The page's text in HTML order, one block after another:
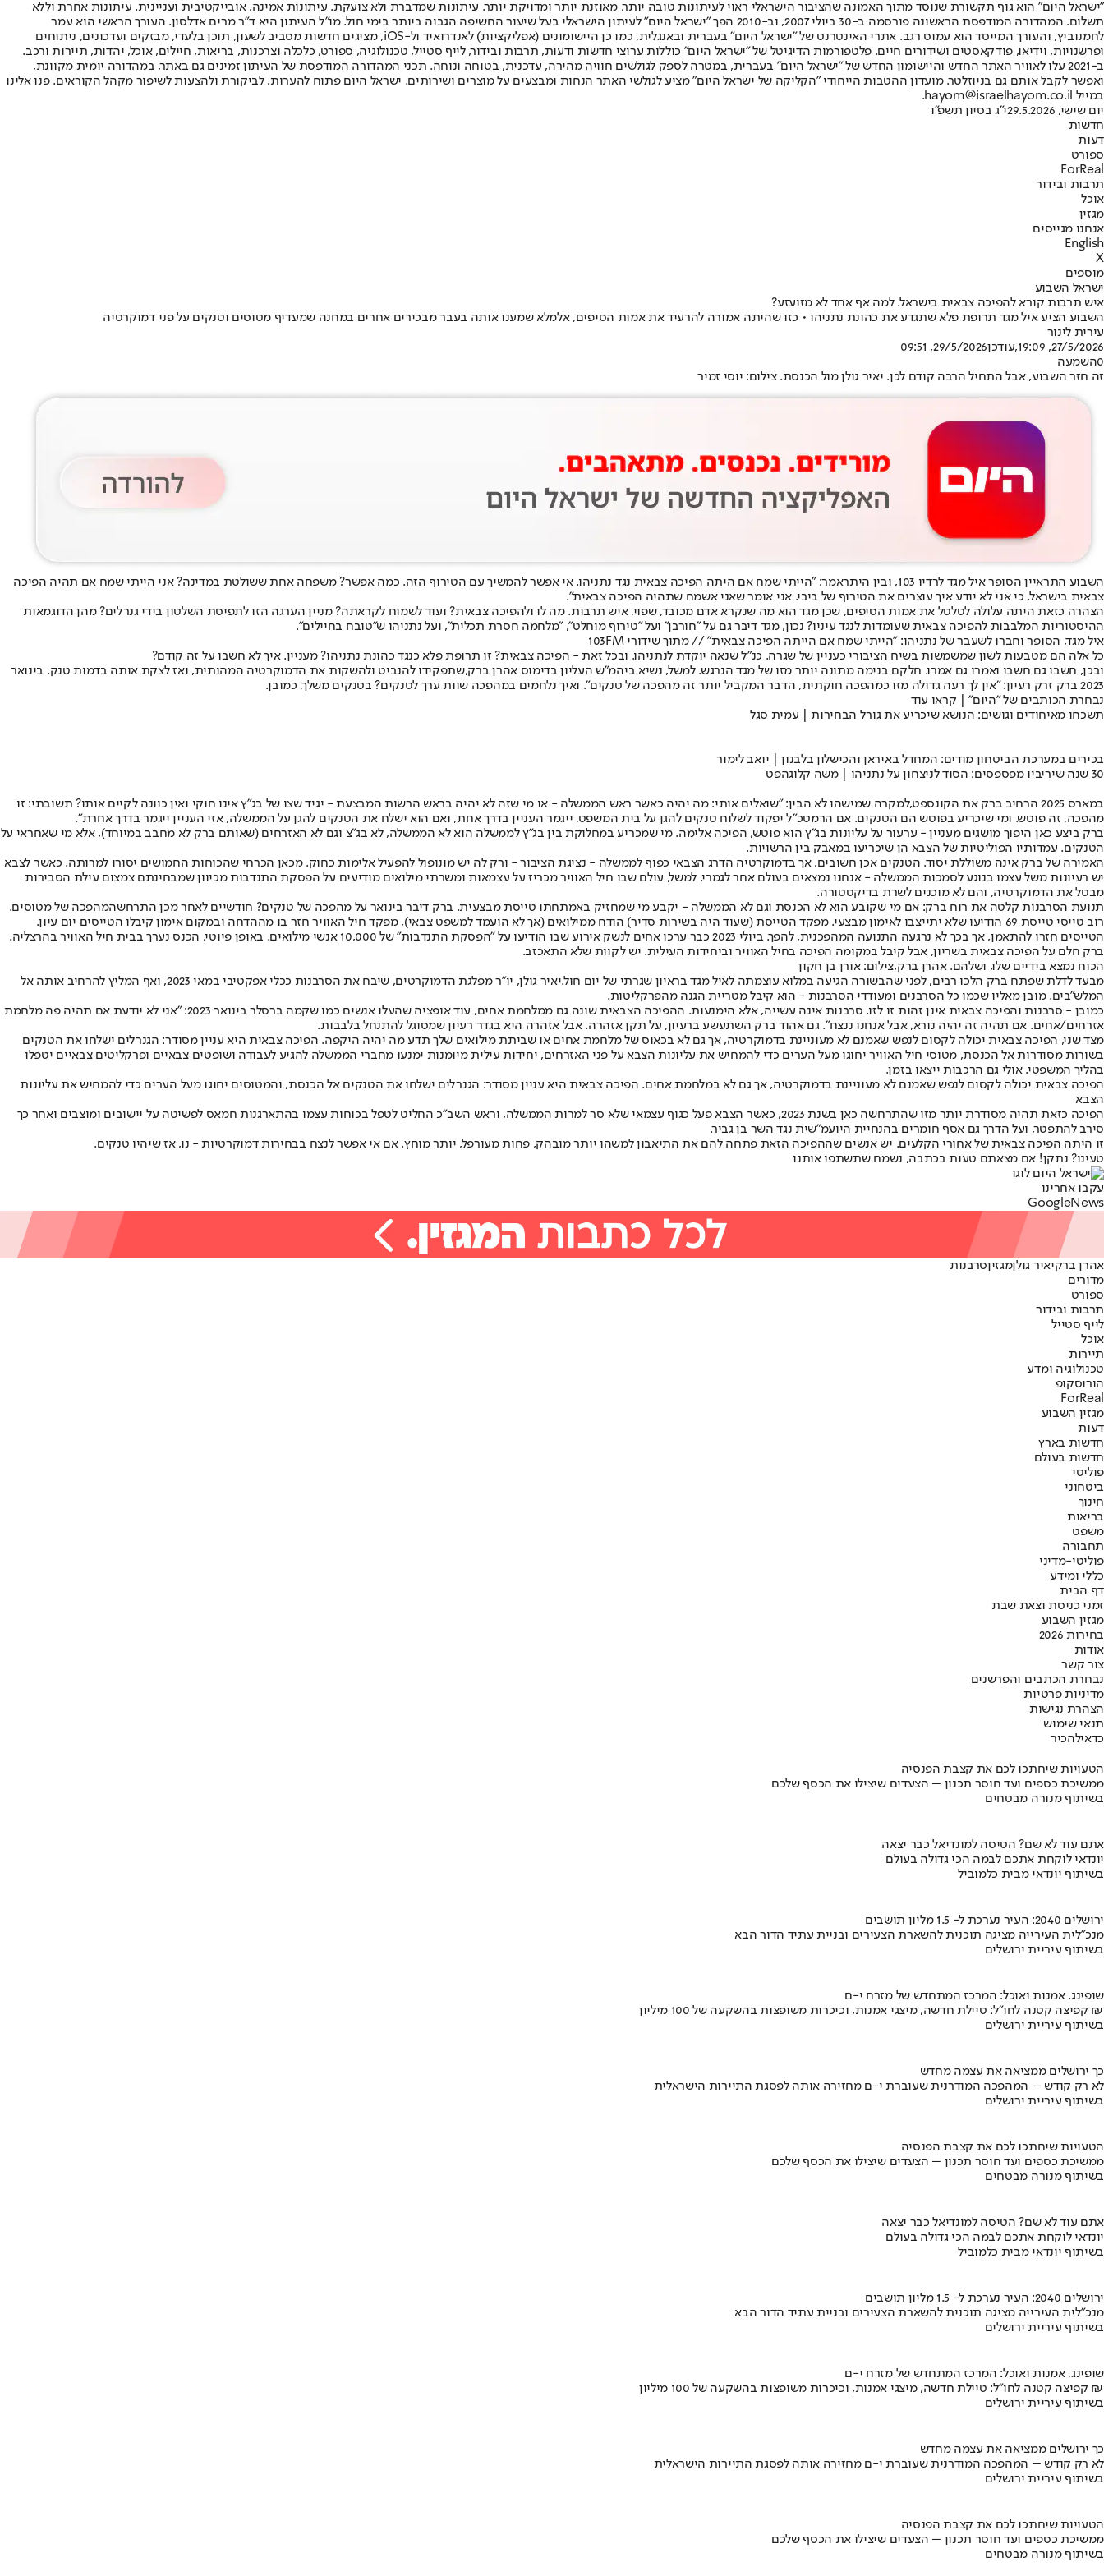
"ישראל היום" הוא גוף תקשורת שנוסד מתוך האמונה שהציבור הישראלי ראוי לעיתונות טובה יותר, מאוזנת יותר ומדויקת יותר. עיתונות שמדברת ולא צועקת. עיתונות אמינה, אובייקטיבית ועניינית. עיתונות אחרת וללא
תשלום. המהדורה המודפסת הראשונה פורסמה ב-30 ביולי 2007, וב-2010 הפך "ישראל היום" לעיתון הישראלי בעל שיעור החשיפה הגבוה ביותר בימי חול. מו"ל העיתון היא ד"ר מרים אדלסון. העורך הראשי הוא עמר
לחמנוביץ, והעורך המייסד הוא עמוס רגב. אתרי האינטרנט של "ישראל היום" בעברית ובאנגלית, כמו כן היישומונים (אפליקציות) לאנדרואיד ול-iOS, מציגים חדשות מסביב לשעון, תוכן בלעדי, מבזקים ועדכונים, ניתוחים
ופרשנויות, וידיאו, פודקאסטים ושידורים חיים. פלטפורמות הדיגיטל של "ישראל היום" כוללות ערוצי חדשות ודעות, תרבות ובידור, לייף סטייל, טכנולוגיה, ספורט, כלכלה וצרכנות, בריאות, חיילים, אוכל, יהדות, תיירות ורכב.
ב-2021 עלו לאוויר האתר החדש והיישומון החדש של "ישראל היום" בעברית, במטרה לספק לגולשים חוויה מהירה, עדכנית, בטוחה ונוחה. תכני המהדורה המודפסת של העיתון זמינים גם באתר, במהדורה יומית מקוונת,
ואפשר לקבל אותם גם בניוזלטר. מועדון ההטבות הייחודי "הקליקה של ישראל היום" מציע לגולשי האתר הנחות ומבצעים על מוצרים ושירותים. ישראל היום פתוח להערות, לביקורת ולהצעות לשיפור מקהל הקוראים. פנו אלינו
במייל hayom@israelhayom.co.il.
יום שישי, 29.5.2026
י"ג בסיון תשפ"ו
חדשות
דעות
ספורט
ForReal
תרבות ובידור
אוכל
מגזין
אנחנו מגייסים
English
X
מוספים
ישראל השבוע
איש תרבות קורא להפיכה צבאית בישראל. למה אף אחד לא מזועזע?
השבוע הציע איל מגד תרופת פלא שתגדע את כהונת נתניהו • כזו שהיתה אמורה להרעיד את אמות הסיפים, אלמלא שמענו אותה בעבר מבכירים אחרים במחנה שמעדיף מטוסים וטנקים על פני דמוקרטיה
עירית לינור
27/5/2026, 19:09
,עודכן29/5/2026, 09:51
0השמעה
זה חזר השבוע, אבל התחיל הרבה קודם לכן. יאיר גולן מול הכנסת. צילום: יוסי זמיר
השבוע התראיין הסופר איל מגד לרדיו 103, ובין היתר אמר: "הייתי שמח אם היתה הפיכה צבאית נגד נתניהו. אי אפשר להמשיך עם הטירוף הזה. כמה אפשר? משפחה אחת ששולטת במדינה? אני הייתי שמח אם תהיה הפיכה
צבאית בישראל, כי אני לא יודע איך עוצרים את הטירוף של ביבי. אני אומר שאני אשמח שתהיה הפיכה צבאית".
הצהרה כזאת היתה עלולה לטלטל את אמות הסיפים, שכן מגד הוא מה שנקרא אדם מכובד, שפוי, איש תרבות. מה לו ולהפיכה צבאית? ועוד לשמוח לקראתה? מניין הערגה הזו לתפיסת השלטון בידי גנרלים? מהן הדוגמאות
ההיסטוריות המלבבות להפיכה צבאית שעומדות לנגד עיניו? נכון, מגד דיבר גם על "חורבן" ועל "טירוף מוחלט", "מלחמה חסרת תכלית", ועל נתניהו ש"טובח בחיילים".
איל מגד, הסופר וחברו לשעבר של נתניהו: "הייתי שמח אם הייתה הפיכה צבאית" // מתוך שידורי 103FM
כל אלה הם מטבעות לשון שמשמשות בשיח הציבורי כעניין של שגרה. כנ"ל שנאה יוקדת לנתניהו. ובכל זאת - הפיכה צבאית? זו תרופת פלא כנגד כהונת נתניהו? מעניין. איך לא חשבו על זה קודם?
ובכן, חשבו גם חשבו ואמרו גם אמרו. חלקם בנימה מתונה יותר מזו של מגד הנרגש. למשל, נשיא ביהמ"ש העליון בדימוס אהרן ברק,שתפקידו להנביט ולהשקות את הדמוקרטיה המהותית, ואז לצקת אותה בדמות טנק. בינואר
2023 ברק זרק רעיון: "אין לך רעה גדולה מזו כמהפכה חוקתית, הדבר המקביל יותר זה מהפכה של טנקים". ואיך נלחמים במהפכה שוות ערך לטנקים? בטנקים משלך, כמובן.
נבחרת הכותבים של "היום" | קראו עוד
תשכחו מאיחודים וגושים: הנושא שיכריע את גורל הבחירות | עמית סגל
בכירים במערכת הביטחון מודים: המחדל באיראן והכישלון בלבנון | יואב לימור
30 שנה שיריביו מפספסים: הסוד לניצחון על נתניהו | משה קלוגהפט
במארס 2025 הרחיב ברק את הקונספט, למקרה שמישהו לא הבין: "שואלים אותי: מה יהיה כאשר ראש הממשלה - או מי שזה לא יהיה בראש הרשות המבצעת - יגיד שצו של בג"ץ אינו חוקי ואין כוונה לקיים אותו? תשובתי: זו
מהפכה, זה פוטש. ומי שיכריע בפוטש הם הטנקים. אם הרמטכ"ל יפקוד לשלוח טנקים להגן על בית המשפט, ייגמר העניין בדרך אחת, ואם הוא ישלח את הטנקים להגן על הממשלה, אזי העניין ייגמר בדרך אחרת".
ברק ביצע כאן היפוך מושגים מעניין - ערעור על עליונות בג"ץ הוא פוטש, הפיכה אלימה. מי שמכריע במחלוקת בין בג"ץ לממשלה הוא לא הממשלה, לא בג"צ וגם לא האזרחים (שאותם ברק לא מחבב במיוחד), אלא מי שאחראי על
הטנקים. עמדותיו הפוליטיות של הצבא הן שיכריעו במאבק בין הרשויות.
האמירה של ברק אינה משוללת יסוד. הטנקים אכן חשובים, אך בדמוקרטיה הדרג הצבאי כפוף לממשלה - נציגת הציבור - ורק לה יש מונופול להפעיל אלימות כחוק. מכאן הכרחי שהכוחות החמושים יסורו למרותה. כאשר לצבא
יש רעיונות משל עצמו בנוגע לסמכות הממשלה - אנחנו נמצאים בעולם אחר לגמרי. למשל, עולם שבו חיל האוויר מכריז על עצמאות ומשרתי מילואים מודיעים על הפסקת התנדבות מכיוון שמבחינתם צמצום עילת הסבירות
מבטל את הדמוקרטיה, והם לא מוכנים לשרת בדיקטטורה.
תנועת הסרבנות קלטה את רוח ברק: אם מי שקובע הוא לא הכנסת וגם לא הממשלה - יקבע מי שמחזיק באמתחתו טייסת מבצעית. ברק דיבר בינואר על מהפכה של טנקים? חודשיים לאחר מכן התרחשהמהפכה של מטוסים.
רוב טייסי טייסת 69 הודיעו שלא יתייצבו לאימון מבצעי. מפקד הטייסת (שעוד היה בשירות סדיר) הודח ממילואים (אך לא הועמד למשפט צבאי), מפקד חיל האוויר חזר בו מההדחה ובמקום אימון קיבלו הטייסים יום עיון.
הטייסים חזרו להתאמן, אך בכך לא נרגעה התנועה המהפכנית, להפך. ביולי 2023 כבר ערכו אחים לנשק אירוע שבו הודיעו על "הפסקת התנדבות" של 10,000 אנשי מילואים. באופן פיוטי, הכנס נערך בבית חיל האוויר בהרצליה.
ברק חלם על הפיכה צבאית בשריון, אבל קיבל במקומה הפיכה בחיל האוויר וביחידות העילית. יש לקוות שלא התאכזב.
הכוח נמצא בידיים שלו, ושלהם. אהרן ברק,צילום: אורן בן חקון
מבעד לדלת שפתח ברק הלכו רבים, לפני שהבשורה הגיעה במלוא עוצמתה לאיל מגד בראיון שגרתי של יום חול.יאיר גולן
, יו"ר מפלגת הדמוקרטים, שיבח את הסרבנות ככלי אפקטיבי במאי 2023, ואף המליץ להרחיב אותה אל
המלש"בים. מובן מאליו שכמו כל הסרבנים ומעודדי הסרבנות - הוא קיבל מטריית הגנה מהפרקליטות.
כמובן - סרבנות והפיכה צבאית אינן זהות זו לזו. סרבנות אינה עשייה, אלא הימנעות. ההפיכה הצבאית שונה גם ממלחמת אחים, עוד אופציה שהעלו אנשים כמו שקמה ברסלר בינואר 2023: "אני לא יודעת אם תהיה פה מלחמת
אזרחים/אחים. אם תהיה זה יהיה נורא, אבל אנחנו ננצח". גם אהוד ברק השתעשע ברעיון, על תקן אזהרה. אבל אזהרה היא בגדר רעיון שמסוגל להתנחל בלבבות.
מצד שני, הפיכה צבאית יכולה לקסום לנפש שאמנם לא מעוניינת בדמוקרטיה, אך גם לא בכאוס של מלחמת אחים או שביתת מילואים שלך תדע מה יהיה היקפה. הפיכה צבאית היא עניין מסודר: הגנרלים ישלחו את הטנקים
בשורות מסודרות אל הכנסת, מטוסי חיל האוויר יחוגו מעל הערים כדי להמחיש את עליונות הצבא על פני האזרחים, יחידות עילית מיומנות ימנעו מחברי הממשלה להגיע לעבודה ושופטים צבאיים ופרקליטים צבאיים יטפלו
בהליך המשפטי. אולי גם הרכבות ייצאו בזמן.
הפיכה צבאית יכולה לקסום לנפש שאמנם לא מעוניינת בדמוקרטיה, אך גם לא במלחמת אחים. הפיכה צבאית היא עניין מסודר: הגנרלים ישלחו את הטנקים אל הכנסת, והמטוסים יחוגו מעל הערים כדי להמחיש את עליונות
הצבא
הפיכה כזאת תהיה מסודרת יותר מזו שהתרחשה כאן בשנת 2023, כאשר הצבא פעל כגוף עצמאי שלא סר למרות הממשלה, וראש השב"כ החליט לטפל בכוחות עצמו בהתארגנות חמאס לפשיטה על יישובים ומוצבים ואחר כך
סירב להתפטר, ועל הדרך גם אסף חומרים בהנחיית היועמ"שית נגד השר בן גביר.
זו היתה הפיכה צבאית של אחורי הקלעים. יש אנשים שההפיכה הזאת פתחה להם את התיאבון למשהו יותר מובהק, פחות מעורפל, יותר מוחץ. אם אי אפשר לנצח בבחירות דמוקרטיות - נו, אז שיהיו טנקים.
טעינו? נתקן! אם מצאתם טעות בכתבה, נשמח שתשתפו אותנו
עקבו אחרינו
Googl eNews
אהרן ברקיאיר גולןמגזיןסרבנות
מדורים
ספורט
תרבות ובידור
לייף סטייל
אוכל
תיירות
טכנולוגיה ומדע
הורוסקופ
ForReal
מגזין השבוע
דעות
חדשות בארץ
חדשות בעולם
פוליטי
ביטחוני
חינוך
בריאות
משפט
תחבורה
פוליטי-מדיני
כללי ומידע
דף הבית
זמני כניסת וצאת שבת
מגזין השבוע
בחירות 2026
אודות
צור קשר
נבחרת הכתבים והפרשנים
מדיניות פרטיות
הצהרת נגישות
תנאי שימוש
כדאילהכיר
הטעויות שיחתכו לכם את קצבת הפנסיה
ממשיכת כספים ועד חוסר תכנון – הצעדים שיצילו את הכסף שלכם
בשיתוף מנורה מבטחים
אתם עוד לא שם? הטיסה למונדיאל כבר יצאה
יונדאי לוקחת אתכם לבמה הכי גדולה בעולם
בשיתוף יונדאי מבית כלמוביל
ירושלים 2040: העיר נערכת ל- 1.5 מליון תושבים
מנכ"לית העירייה מציגה תוכנית להשארת הצעירים ובניית עתיד הדור הבא
בשיתוף עיריית ירושלים
שופינג, אמנות ואוכל: המרכז המתחדש של מזרח י-ם
קפיצה קטנה לחו"ל: טיילת חדשה, מיצגי אמנות, וכיכרות משופצות בהשקעה של 100 מיליון ₪
בשיתוף עיריית ירושלים
כך ירושלים ממציאה את עצמה מחדש
לא רק קודש – המהפכה המודרנית שעוברת י-ם מחזירה אותה לפסגת התיירות הישראלית
בשיתוף עיריית ירושלים
הטעויות שיחתכו לכם את קצבת הפנסיה
ממשיכת כספים ועד חוסר תכנון – הצעדים שיצילו את הכסף שלכם
בשיתוף מנורה מבטחים
אתם עוד לא שם? הטיסה למונדיאל כבר יצאה
יונדאי לוקחת אתכם לבמה הכי גדולה בעולם
בשיתוף יונדאי מבית כלמוביל
ירושלים 2040: העיר נערכת ל- 1.5 מליון תושבים
מנכ"לית העירייה מציגה תוכנית להשארת הצעירים ובניית עתיד הדור הבא
בשיתוף עיריית ירושלים
שופינג, אמנות ואוכל: המרכז המתחדש של מזרח י-ם
קפיצה קטנה לחו"ל: טיילת חדשה, מיצגי אמנות, וכיכרות משופצות בהשקעה של 100 מיליון ₪
בשיתוף עיריית ירושלים
כך ירושלים ממציאה את עצמה מחדש
לא רק קודש – המהפכה המודרנית שעוברת י-ם מחזירה אותה לפסגת התיירות הישראלית
בשיתוף עיריית ירושלים
הטעויות שיחתכו לכם את קצבת הפנסיה
ממשיכת כספים ועד חוסר תכנון – הצעדים שיצילו את הכסף שלכם
בשיתוף מנורה מבטחים